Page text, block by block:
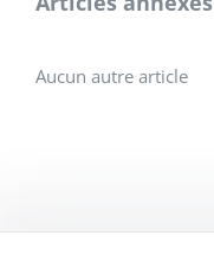
Aucun autre article